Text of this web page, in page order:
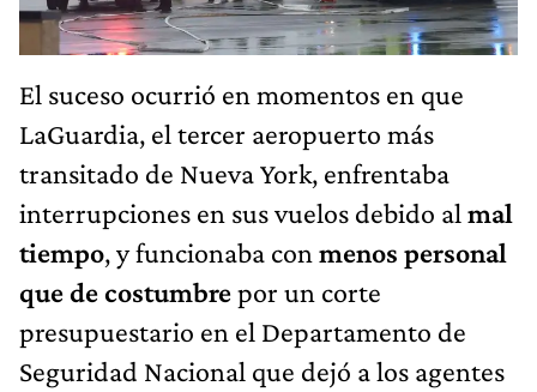
El suceso ocurrió en momentos en que
LaGuardia, el tercer aeropuerto más
transitado de Nueva York, enfrentaba
interrupciones en sus vuelos debido al mal
tiempo, y funcionaba con menos personal
que de costumbrepor un corte
presupuestario en el Departamento de
Seguridad Nacional que dejó a los agentes